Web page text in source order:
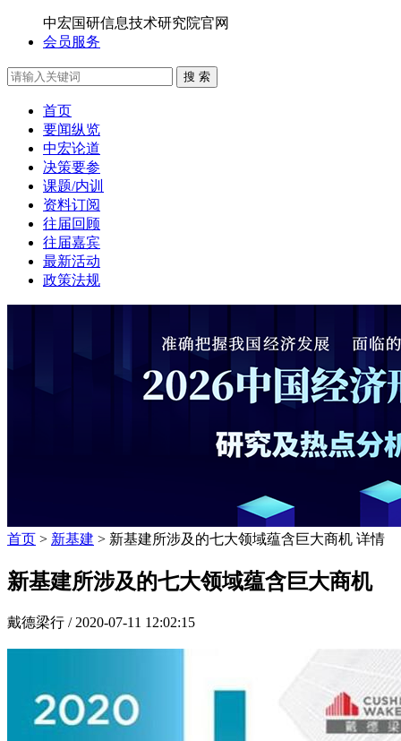
中宏国研信息技术研究院官网
会员服务
搜 索
首页
要闻纵览
中宏论道
决策要参
课题/内训
资料订阅
往届回顾
往届嘉宾
最新活动
政策法规
首页 > 新基建 > 新基建所涉及的七大领域蕴含巨大商机 详情
新基建所涉及的七大领域蕴含巨大商机
戴德梁行 / 2020-07-11 12:02:15